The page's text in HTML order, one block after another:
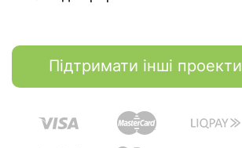
Підтримати інші проекти